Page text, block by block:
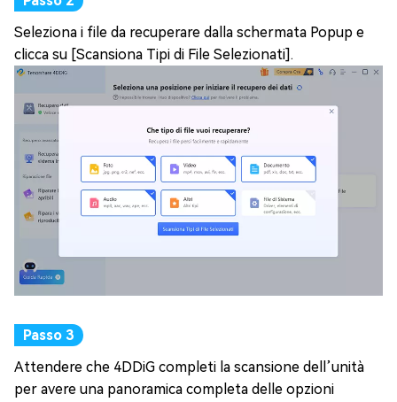
Seleziona i file da recuperare dalla schermata Popup e
clicca su [Scansiona Tipi di File Selezionati].
Attendere che 4DDiG completi la scansione dell’unità
per avere una panoramica completa delle opzioni